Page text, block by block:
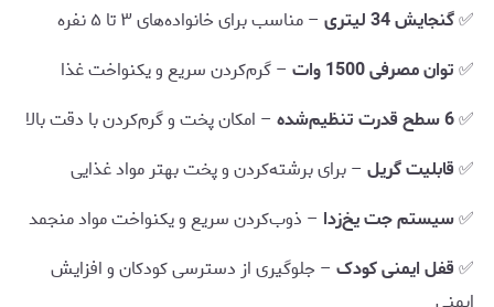
✅گنجایش 34 لیتری
– مناسب برای خانواده‌های ۳ تا ۵ نفره
✅توان مصرفی 1500 وات
– گرم‌کردن سریع و یکنواخت غذا
✅6 سطح قدرت تنظیم‌شده
– امکان پخت و گرم‌کردن با دقت بالا
✅قابلیت گریل– برای برشته‌کردن و پخت بهتر مواد غذایی
✅سیستم جت یخ‌زدا – ذوب‌کردن سریع و یکنواخت مواد منجمد
✅قفل ایمنی کودک– جلوگیری از دسترسی کودکان و افزایش